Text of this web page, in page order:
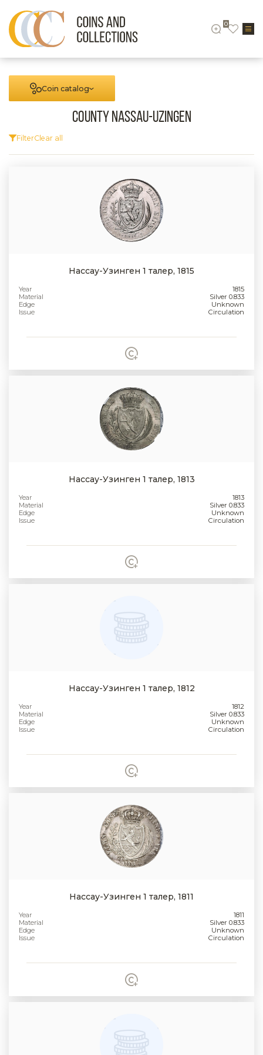
0
Coin catalog
County Nassau-Uzingen
FilterClear all
Нассау-Узинген 1 талер, 1815
Year
1815
Material
Silver 0.833
Edge
Unknown
Issue
Circulation
Нассау-Узинген 1 талер, 1813
Year
1813
Material
Silver 0.833
Edge
Unknown
Issue
Circulation
Нассау-Узинген 1 талер, 1812
Year
1812
Material
Silver 0.833
Edge
Unknown
Issue
Circulation
Нассау-Узинген 1 талер, 1811
Year
1811
Material
Silver 0.833
Edge
Unknown
Issue
Circulation